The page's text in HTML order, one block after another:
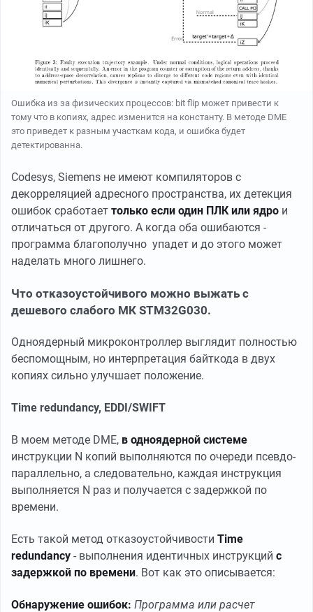
Ошибка из за физических процессов: bit flip может привести к
тому что в копиях, адрес изменится на константу. В методе DME
это приведет к разным участкам кода, и ошибка будет
детектированна.
Codesys, Siemens не имеют компиляторов с
декорреляцией адресного пространства, их детекция
ошибок сработает только если один ПЛК или ядро и
отличаться от другого. А когда оба ошибаются -
программа благополучно упадет и до этого может
наделать много лишнего.
Что отказоустойчивого можно выжать с
дешевого слабого МК STM32G030.
Одноядерный микроконтроллер выглядит полностью
беспомощным, но интерпретация байткода в двух
копиях сильно улучшает положение.
Time redundancy, EDDI/SWIFT
В моем методе DME, в одноядерной системе
инструкции N копий выполняются по очереди псевдо-
параллельно, а следовательно, каждая инструкция
выполняется N раз и получается с задержкой по
времени.
Есть такой метод отказоустойчивости Time
redundancy - выполнения идентичных инструкций с
задержкой по времени. Вот как это описывается:
Обнаружение ошибок: Программа или расчет